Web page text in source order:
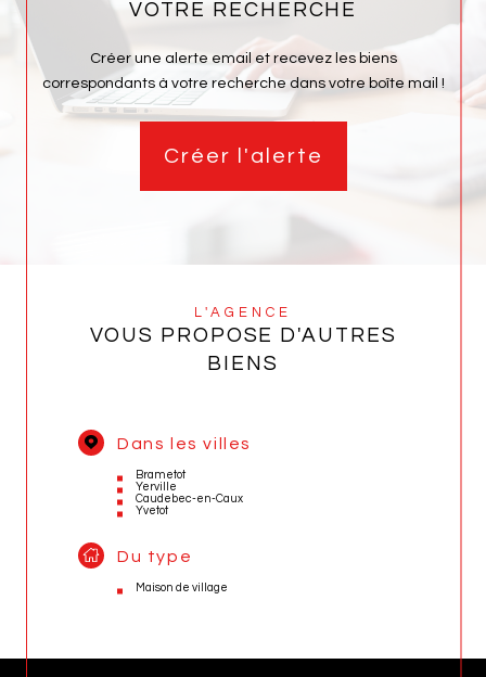
VOTRE RECHERCHE
Créer une alerte email et recevez les biens
correspondants à votre recherche dans votre boîte mail !
Créer l'alerte
L'AGENCE
VOUS PROPOSE D'AUTRES
BIENS
Dans les villes
Brametot
Yerville
Caudebec-en-Caux
Yvetot
Du type
Maison de village